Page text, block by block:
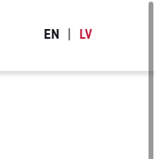
EN LV